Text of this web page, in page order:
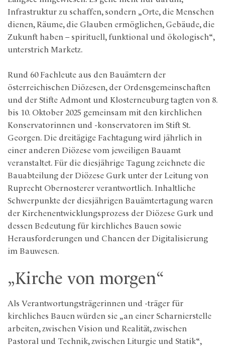
Infrastruktur zu schaffen, sondern „Orte, die Menschen
dienen, Räume, die Glauben ermöglichen, Gebäude, die
Zukunft haben – spirituell, funktional und ökologisch“,
unterstrich Marketz.
Rund 60 Fachleute aus den Bauämtern der
österreichischen Diözesen, der Ordensgemeinschaften
und der Stifte Admont und Klosterneuburg tagten von 8.
bis 10. Oktober 2025 gemeinsam mit den kirchlichen
Konservatorinnen und -konservatoren im Stift St.
Georgen. Die dreitägige Fachtagung wird jährlich in
einer anderen Diözese vom jeweiligen Bauamt
veranstaltet. Für die diesjährige Tagung zeichnete die
Bauabteilung der Diözese Gurk unter der Leitung von
Ruprecht Obernosterer verantwortlich. Inhaltliche
Schwerpunkte der diesjährigen Bauämtertagung waren
der Kirchenentwicklungsprozess der Diözese Gurk und
dessen Bedeutung für kirchliches Bauen sowie
Herausforderungen und Chancen der Digitalisierung
im Bauwesen.
„Kirche von morgen“
Als Verantwortungsträgerinnen und -träger für
kirchliches Bauen würden sie „an einer Scharnierstelle
arbeiten, zwischen Vision und Realität, zwischen
Pastoral und Technik, zwischen Liturgie und Statik“,